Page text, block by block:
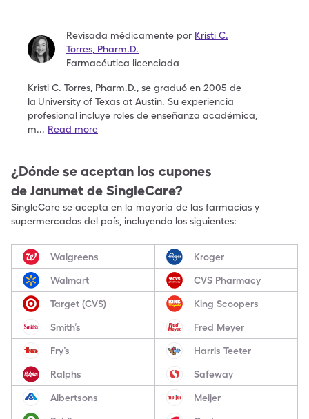
Revisada médicamente por Kristi C.
Torres Pharm.D.
Farmacéutica licenciada
Kristi C. Torres, Pharm.D., se graduó en 2005 de
la University of Texas at Austin. Su experiencia
profesional incluye roles de enseñanza académica,
m... Read more
¿Dónde se aceptan los cupones
de Janumet de SingleCare?
SingleCare se acepta en la mayoría de las farmacias y
supermercados del país, incluyendo los siguientes:
Walgreens Kroger
Walmart CVS Pharmacy
Target (CVS) King Scoopers
Smith’s Fred Meyer
Fry’s Harris Teeter
Ralphs Safeway
Albertsons Meijer